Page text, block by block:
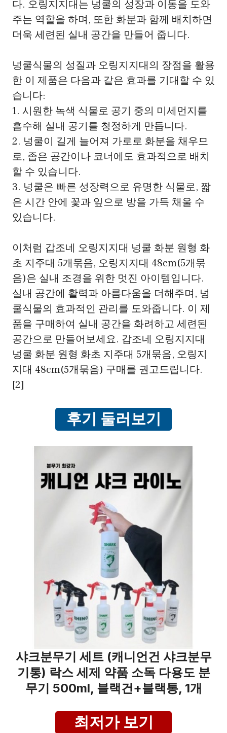
다. 오링지지대는 넝쿨의 성장과 이동을 도와
주는 역할을 하며, 또한 화분과 함께 배치하면
더욱 세련된 실내 공간을 만들어 줍니다.
넝쿨식물의 성질과 오링지지대의 장점을 활용
한 이 제품은 다음과 같은 효과를 기대할 수 있
습니다:
1. 시원한 녹색 식물로 공기 중의 미세먼지를
흡수해 실내 공기를 청정하게 만듭니다.
2. 넝쿨이 길게 늘어져 가로로 화분을 채우므
로, 좁은 공간이나 코너에도 효과적으로 배치
할 수 있습니다.
3. 넝쿨은 빠른 성장력으로 유명한 식물로, 짧
은 시간 안에 꽃과 잎으로 방을 가득 채울 수
있습니다.
이처럼 갑조네 오링지지대 넝쿨 화분 원형 화
초 지주대 5개묶음, 오링지지대 48cm(5개묶
음)은 실내 조경을 위한 멋진 아이템입니다.
실내 공간에 활력과 아름다움을 더해주며, 넝
쿨식물의 효과적인 관리를 도와줍니다. 이 제
품을 구매하여 실내 공간을 화려하고 세련된
공간으로 만들어보세요. 갑조네 오링지지대
넝쿨 화분 원형 화초 지주대 5개묶음, 오링지
지대 48cm(5개묶음) 구매를 권고드립니다.
[2]
후기 둘러보기
샤크분무기 세트 (캐니언건 샤크분무
기통) 락스 세제 약품 소독 다용도 분
무기 500ml, 블랙건+블랙통, 1개
최저가 보기